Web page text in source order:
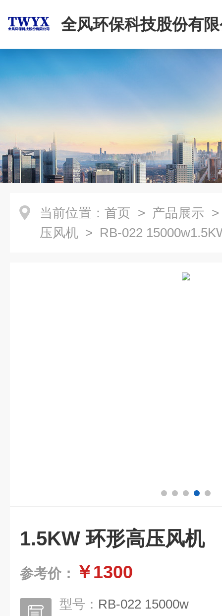
全风环保科技股份有
当前位置： 首页 > 产品展示
压风机 > RB-022
1.5KW 环形高压风机
参考价： ￥1300
型号： RB-022 15000w